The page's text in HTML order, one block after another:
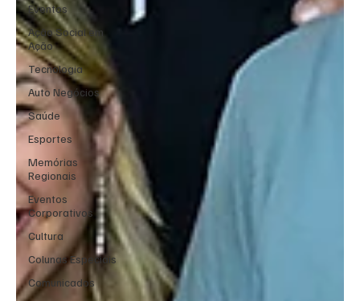
Eventos
Ação Social em
Ação
Tecnologia
Auto Negócios
Saúde
Esportes
Memórias
Regionais
Eventos
Corporativos
Cultura
Colunas Especiais
Comunicados